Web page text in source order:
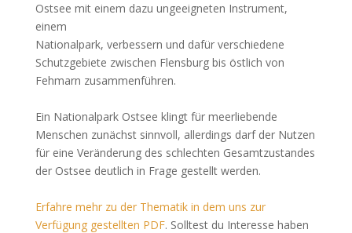
Ostsee mit einem dazu ungeeigneten Instrument,
einem
Nationalpark, verbessern und dafür verschiedene
Schutzgebiete zwischen Flensburg bis östlich von
Fehmarn zusammenführen.
Ein Nationalpark Ostsee klingt für meerliebende
Menschen zunächst sinnvoll, allerdings darf der Nutzen
für eine Veränderung des schlechten Gesamtzustandes
der Ostsee deutlich in Frage gestellt werden.
Erfahre mehr zu der Thematik in dem uns zur
Verfügung gestellten PDF. Solltest du Interesse haben